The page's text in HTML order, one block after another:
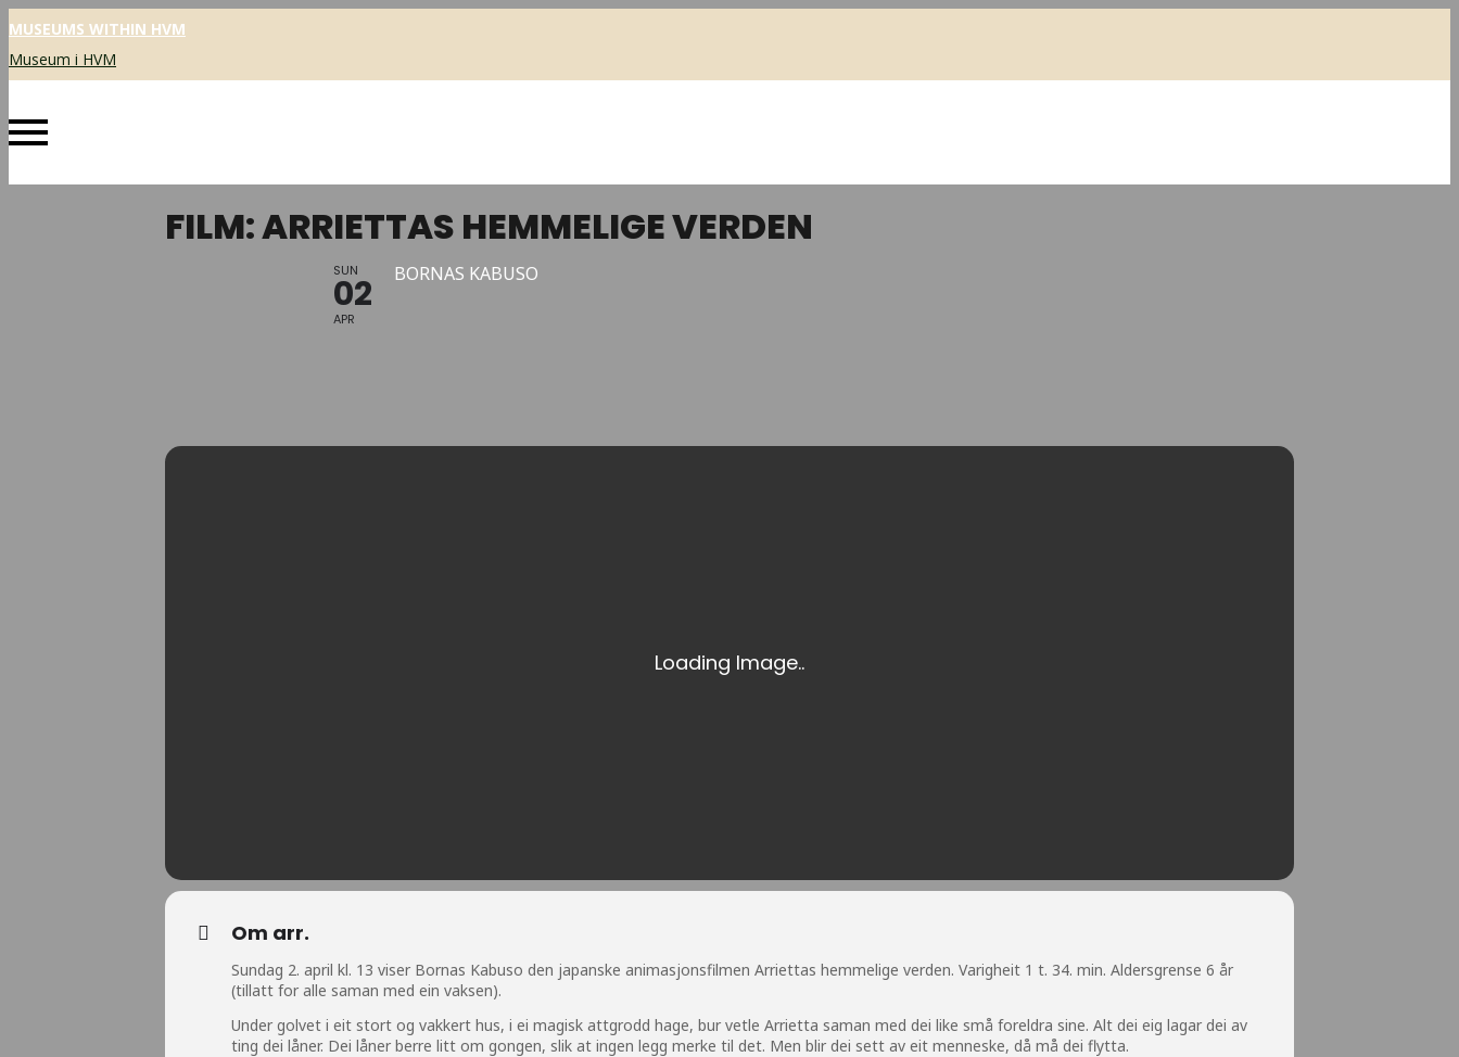
MUSEUMS WITHIN HVM
Museum i HVM
FILM: ARRIETTAS HEMMELIGE VERDEN
SUN
02
APR
BORNAS KABUSO
Om arr.
Sundag 2. april kl. 13 viser Bornas Kabuso den japanske animasjonsfilmen Arriettas hemmelige verden. Varigheit 1 t. 34. min. Aldersgrense 6 år
(tillatt for alle saman med ein vaksen).
Under golvet i eit stort og vakkert hus, i ei magisk attgrodd hage, bur vetle Arrietta saman med dei like små foreldra sine. Alt dei eig lagar dei av
ting dei låner. Dei låner berre litt om gongen, slik at ingen legg merke til det. Men blir dei sett av eit menneske, då må dei flytta.